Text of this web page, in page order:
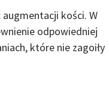
kości. W
odpowiedniej
które nie zagoiły